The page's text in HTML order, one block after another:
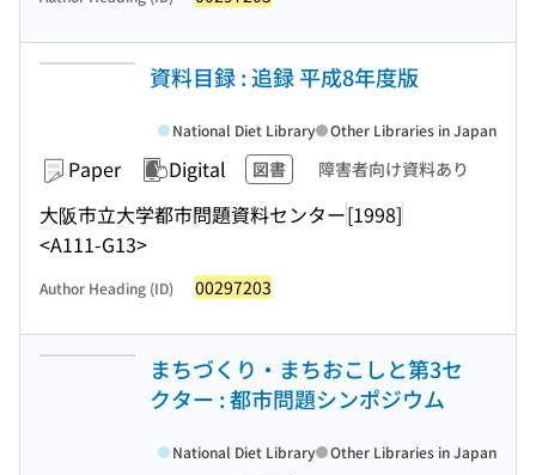
資料目録 : 追録 平成8年度版
Paper Digital 図書 障害者向け資料あり
大阪市立大学都市問題資料センター[1998]
<A111-G13>
National Diet Library Other Libraries in Japan
Author Heading (ID) 00297203
まちづくり・まちおこしと第3セ
クター : 都市問題シンポジウム
National Diet Library Other Libraries in Japan